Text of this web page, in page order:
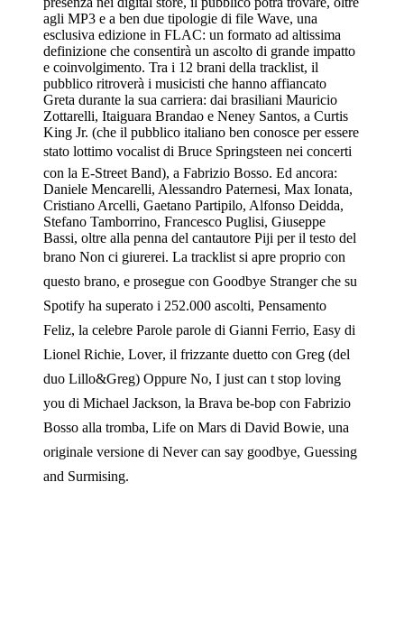
agli MP3 e a ben due tipologie di file Wave, una
esclusiva edizione in FLAC: un formato ad altissima
definizione che consentirà un ascolto di grande impatto
e coinvolgimento. Tra i 12 brani della tracklist, il
pubblico ritroverà i musicisti che hanno affiancato
Greta durante la sua carriera: dai brasiliani Mauricio
Zottarelli, Itaiguara Brandao e Neney Santos, a Curtis
King Jr. (che il pubblico italiano ben conosce per essere
stato lottimo vocalist di Bruce Springsteen nei concerti
con la E-Street Band), a Fabrizio Bosso. Ed ancora:
Daniele Mencarelli, Alessandro Paternesi, Max Ionata,
Cristiano Arcelli, Gaetano Partipilo, Alfonso Deidda,
Stefano Tamborrino, Francesco Puglisi, Giuseppe
Bassi, oltre alla penna del cantautore Piji per il testo del
brano Non ci giurerei. La tracklist si apre proprio con
questo brano, e prosegue con Goodbye Stranger che su
Spotify ha superato i 252.000 ascolti, Pensamento
Feliz, la celebre Parole parole di Gianni Ferrio, Easy di
Lionel Richie, Lover, il frizzante duetto con Greg (del
duo Lillo&Greg) Oppure No, I just can t stop loving
you di Michael Jackson, la Brava be-bop con Fabrizio
Bosso alla tromba, Life on Mars di David Bowie, una
originale versione di Never can say goodbye, Guessing
and Surmising.